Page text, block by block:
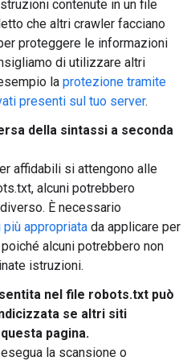
contenute in un file
che altri crawler facciano
proteggere le informazioni
di utilizzare altri
la protezione tramite
presenti sul tuo server.
della sintassi a seconda
affidabili si attengono alle
alcuni potrebbero
È necessario
appropriata da applicare per
alcuni potrebbero non
istruzioni.
nel file robots.txt può
se altri siti
pagina.
la scansione o